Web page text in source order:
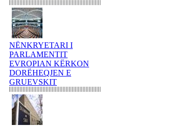
VRASJA E POPULLIT
DHE SHTETIT NË EMËR
TË PUSHTETIT!-Apo çfarë
(çka) ndodhi në
Kumanovë...?!Nga AGRON
SHABANI
NJË ITINERAR
TRONDITËS
POETIKShaip Beqiri: Hidra
e mllefit / Hydra des Zorns,
Limmat Verlag, 2014,
ZÃ¼richNga ADEM
NËNKRYETARI I
PARLAMENTIT
EVROPIAN KËRKON
DORËHEQJEN E
GRUEVSKIT